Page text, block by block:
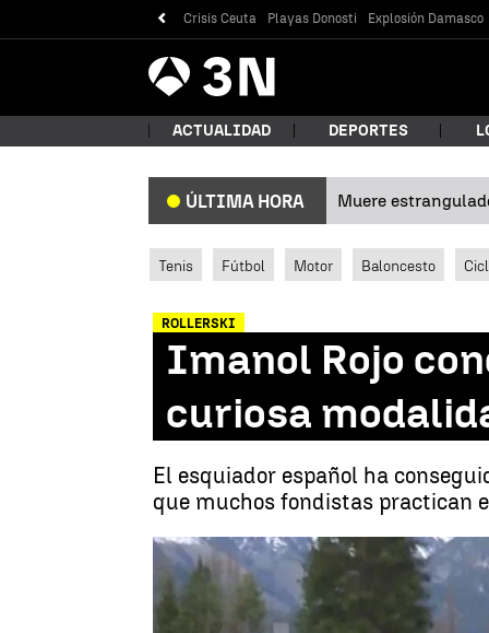
Crisis Ceuta Playas Donosti Explosión Damasco
Antena
3 Noticias
ACTUALIDAD DEPORTES
ÚLTIMA HORA Muere
Tenis Fútbol Motor Baloncesto
ROLLERSKI
Imanol Rojo
curiosa
El esquiador español ha
que muchos fondistas practican